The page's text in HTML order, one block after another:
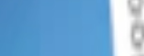
sötningsmedel (e955), aromämne (e510),